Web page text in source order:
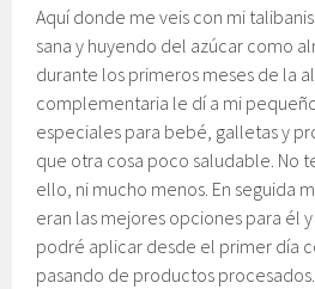
Aquí donde me veis con mi
sana y huyendo del azúcar como
durante los primeros meses de la
complementaria le dí a mi
especiales para bebé, galletas y
que otra cosa poco saludable. No
ello, ni mucho menos. En seguida
eran las mejores opciones para él
podré aplicar desde el primer día
pasando de productos procesados.